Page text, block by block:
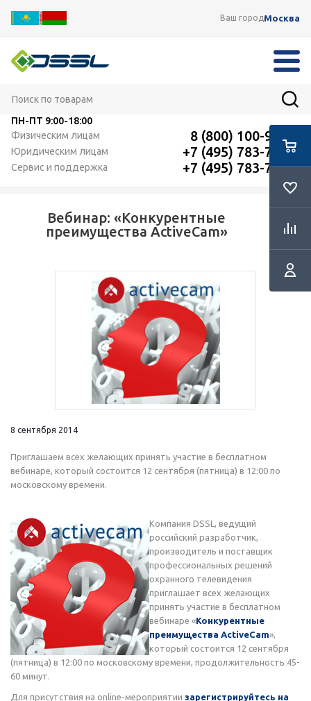
Ваш городМосква
ПН-ПТ 9:00-18:00
Физическим лицам
8 (800) 100-91-12
Юридическим лицам +7 (495) 783-72-87
Сервис и поддержка +7 (495) 783-72-87
Вебинар: «Конкурентные
преимущества ActiveCam»
RSS
8 сентября 2014
Приглашаем всех желающих принять участие в бесплатном
вебинаре, который состоится 12 сентября (пятница) в 12:00 по
московскому времени.
Компания DSSL, ведущий
российский разработчик,
производитель и поставщик
профессиональных решений
охранного телевидения
приглашает всех желающих
принять участие в бесплатном
вебинаре «Конкурентные
преимущества ActiveCam»,
который состоится 12 сентября
(пятница) в 12:00 по московскому времени, продолжительность 45-
60 минут.
Для присутствия на online-мероприятии зарегистрируйтесь на